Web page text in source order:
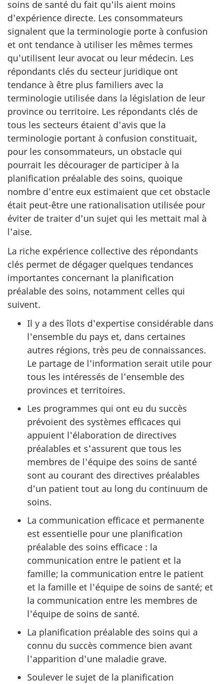
soins de santé du fait qu'ils aient moins
d'expérience directe. Les consommateurs
signalent que la terminologie porte à confusion
et ont tendance à utiliser les mêmes termes
qu'utilisent leur avocat ou leur médecin. Les
répondants clés du secteur juridique ont
tendance à être plus familiers avec la
terminologie utilisée dans la législation de leur
province ou territoire. Les répondants clés de
tous les secteurs étaient d'avis que la
terminologie portant à confusion constituait,
pour les consommateurs, un obstacle qui
pourrait les décourager de participer à la
planification préalable des soins, quoique
nombre d'entre eux estimaient que cet obstacle
était peut-être une rationalisation utilisée pour
éviter de traiter d'un sujet qui les mettait mal à
l'aise.
La riche expérience collective des répondants
clés permet de dégager quelques tendances
importantes concernant la planification
préalable des soins, notamment celles qui
suivent.
Il y a des îlots d'expertise considérable dans
l'ensemble du pays et, dans certaines
autres régions, très peu de connaissances.
Le partage de l'information serait utile pour
tous les intéressés de l'ensemble des
provinces et territoires.
Les programmes qui ont eu du succès
prévoient des systèmes efficaces qui
appuient l'élaboration de directives
préalables et s'assurent que tous les
membres de l'équipe des soins de santé
sont au courant des directives préalables
d'un patient tout au long du continuum de
soins.
La communication efficace et permanente
est essentielle pour une planification
préalable des soins efficace : la
communication entre le patient et la
famille; la communication entre le patient
et la famille et l'équipe de soins de santé; et
la communication entre les membres de
l'équipe de soins de santé.
La planification préalable des soins qui a
connu du succès commence bien avant
l'apparition d'une maladie grave.
Soulever le sujet de la planification